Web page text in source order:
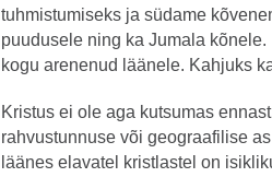
tuhmistumiseks ja südame
puudusele ning ka Jumala
kogu arenenud läänele. Kahjuks
Kristus ei ole aga kutsumas
rahvustunnuse või geograafilise
läänes elavatel kristlastel on